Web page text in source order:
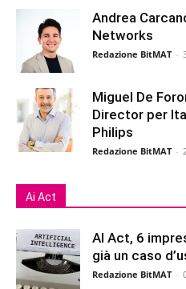
Andrea
Networks
Redazione BitMAT -
Miguel De
Director per
Philips
Redazione BitMAT -
Ai Act
AI Act, 6
già un caso
Redazione BitMAT -